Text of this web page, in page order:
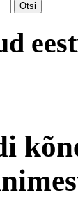
Otsi